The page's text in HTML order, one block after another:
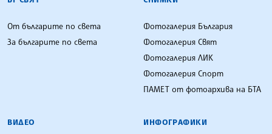
От българите по света
За българите по света
Фотогалерия България
Фотогалерия Свят
Фотогалерия ЛИК
Фотогалерия Спорт
ПАМЕТ от фотоархива на БТА
ВИДЕО ИНФОГРАФИКИ